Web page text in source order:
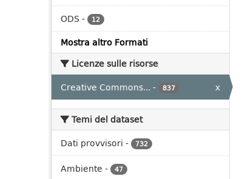
ODS - 12
Mostra altro Formati
Licenze sulle risorse
Creative Commons... - 837 x
Temi del dataset
Dati provvisori - 732
Ambiente - 47